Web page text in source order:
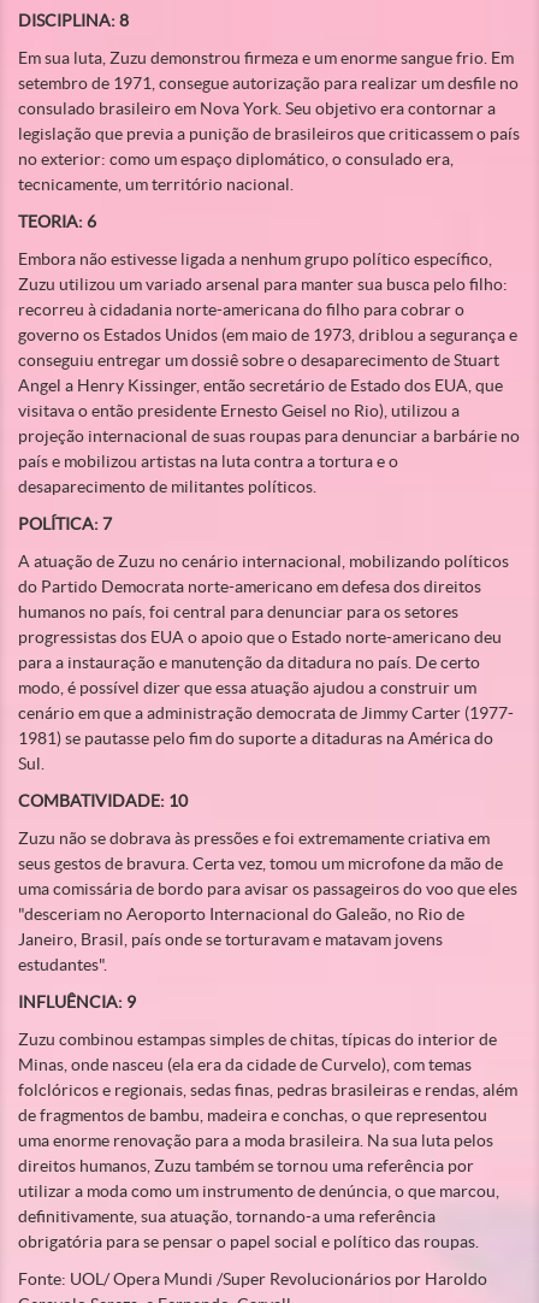
DISCIPLINA: 8
Em sua luta, Zuzu demonstrou firmeza e um enorme sangue frio. Em
setembro de 1971, consegue autorização para realizar um desfile no
consulado brasileiro em Nova York. Seu objetivo era contornar a
legislação que previa a punição de brasileiros que criticassem o país
no exterior: como um espaço diplomático, o consulado era,
tecnicamente, um território nacional.
TEORIA: 6
Embora não estivesse ligada a nenhum grupo político específico,
Zuzu utilizou um variado arsenal para manter sua busca pelo filho:
recorreu à cidadania norte-americana do filho para cobrar o
governo os Estados Unidos (em maio de 1973, driblou a segurança e
conseguiu entregar um dossiê sobre o desaparecimento de Stuart
Angel a Henry Kissinger, então secretário de Estado dos EUA, que
visitava o então presidente Ernesto Geisel no Rio), utilizou a
projeção internacional de suas roupas para denunciar a barbárie no
país e mobilizou artistas na luta contra a tortura e o
desaparecimento de militantes políticos.
POLÍTICA: 7
A atuação de Zuzu no cenário internacional, mobilizando políticos
do Partido Democrata norte-americano em defesa dos direitos
humanos no país, foi central para denunciar para os setores
progressistas dos EUA o apoio que o Estado norte-americano deu
para a instauração e manutenção da ditadura no país. De certo
modo, é possível dizer que essa atuação ajudou a construir um
cenário em que a administração democrata de Jimmy Carter (1977-
1981) se pautasse pelo fim do suporte a ditaduras na América do
Sul.
COMBATIVIDADE: 10
Zuzu não se dobrava às pressões e foi extremamente criativa em
seus gestos de bravura. Certa vez, tomou um microfone da mão de
uma comissária de bordo para avisar os passageiros do voo que eles
"desceriam no Aeroporto Internacional do Galeão, no Rio de
Janeiro, Brasil, país onde se torturavam e matavam jovens
estudantes".
INFLUÊNCIA: 9
Zuzu combinou estampas simples de chitas, típicas do interior de
Minas, onde nasceu (ela era da cidade de Curvelo), com temas
folclóricos e regionais, sedas finas, pedras brasileiras e rendas, além
de fragmentos de bambu, madeira e conchas, o que representou
uma enorme renovação para a moda brasileira. Na sua luta pelos
direitos humanos, Zuzu também se tornou uma referência por
utilizar a moda como um instrumento de denúncia, o que marcou,
definitivamente, sua atuação, tornando-a uma referência
obrigatória para se pensar o papel social e político das roupas.
Fonte: UOL/ Opera Mundi /Super Revolucionários por Haroldo